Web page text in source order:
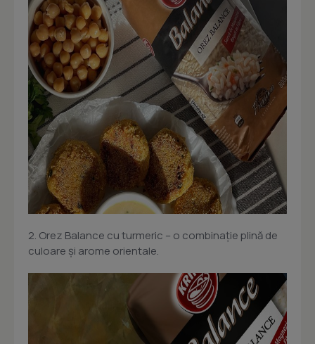
2. Orez Balance cu turmeric – o combinație plină de
culoare și arome orientale.